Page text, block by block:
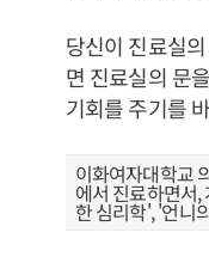
당신이 진료실
면 진료실의 문
기회를 주기를
이화여자대학교
에서 진료하면서
한 심리학', '언니